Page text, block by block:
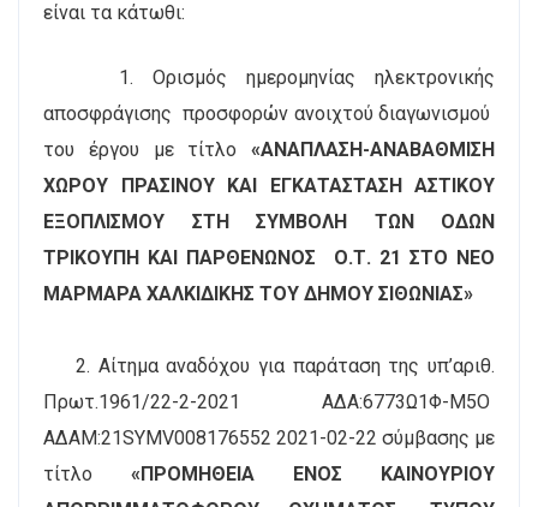
είναι τα κάτωθι:
1. Ορισμός ημερομηνίας ηλεκτρονικής
αποσφράγισης προσφορών ανοιχτού διαγωνισμού
του έργου με τίτλο «ΑΝΑΠΛΑΣΗ-ΑΝΑΒΑΘΜΙΣΗ
ΧΩΡΟΥ ΠΡΑΣΙΝΟΥ ΚΑΙ ΕΓΚΑΤΑΣΤΑΣΗ ΑΣΤΙΚΟΥ
ΕΞΟΠΛΙΣΜΟΥ ΣΤΗ ΣΥΜΒΟΛΗ ΤΩΝ ΟΔΩΝ
ΤΡΙΚΟΥΠΗ ΚΑΙ ΠΑΡΘΕΝΩΝΟΣ Ο.Τ. 21 ΣΤΟ ΝΕΟ
ΜΑΡΜΑΡΑ ΧΑΛΚΙΔΙΚΗΣ ΤΟΥ ΔΗΜΟΥ ΣΙΘΩΝΙΑΣ»
2. Αίτημα αναδόχου για παράταση της υπ’αριθ.
Πρωτ.1961/22-2-2021 ΑΔΑ:6773Ω1Φ-Μ5Ο
ΑΔΑΜ:21SYMV008176552 2021-02-22 σύμβασης με
τίτλο «ΠΡΟΜΗΘΕΙΑ ΕΝΟΣ ΚΑΙΝΟΥΡΙΟΥ